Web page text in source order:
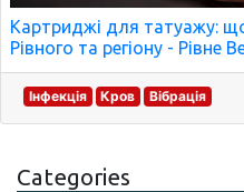
Картриджі для татуажу:
Рівного та регіону - Рівне
Інфекція Кров Вібрація
Categories